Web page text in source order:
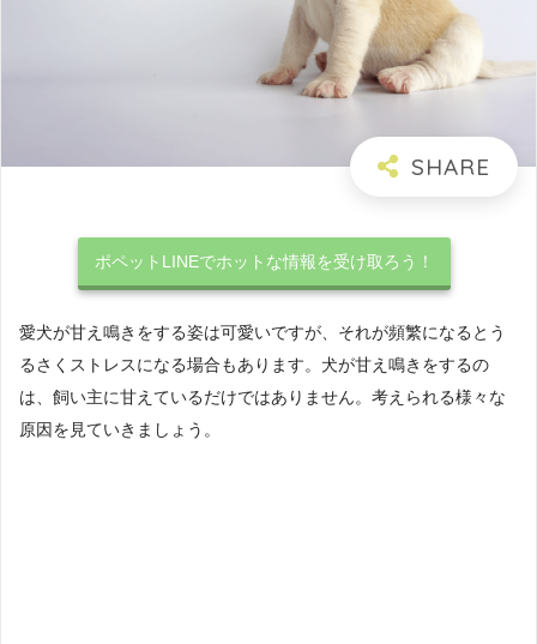
ポペットLINEでホットな情報を受け取ろう！
愛犬が甘え鳴きをする姿は可愛いですが、それが頻繁になるとう
るさくストレスになる場合もあります。犬が甘え鳴きをするの
は、飼い主に甘えているだけではありません。考えられる様々な
原因を見ていきましょう。